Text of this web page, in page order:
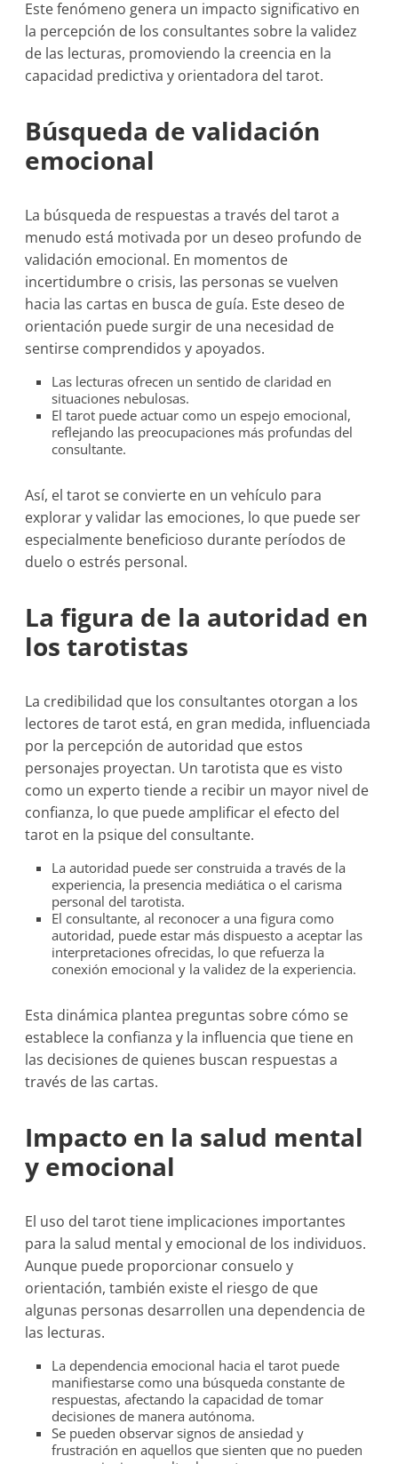
Este fenómeno genera un impacto significativo en
la percepción de los consultantes sobre la validez
de las lecturas, promoviendo la creencia en la
capacidad predictiva y orientadora del tarot.
Búsqueda de validación
emocional
La búsqueda de respuestas a través del tarot a
menudo está motivada por un deseo profundo de
validación emocional. En momentos de
incertidumbre o crisis, las personas se vuelven
hacia las cartas en busca de guía. Este deseo de
orientación puede surgir de una necesidad de
sentirse comprendidos y apoyados.
Las lecturas ofrecen un sentido de claridad en
situaciones nebulosas.
El tarot puede actuar como un espejo emocional,
reflejando las preocupaciones más profundas del
consultante.
Así, el tarot se convierte en un vehículo para
explorar y validar las emociones, lo que puede ser
especialmente beneficioso durante períodos de
duelo o estrés personal.
La figura de la autoridad en
los tarotistas
La credibilidad que los consultantes otorgan a los
lectores de tarot está, en gran medida, influenciada
por la percepción de autoridad que estos
personajes proyectan. Un tarotista que es visto
como un experto tiende a recibir un mayor nivel de
confianza, lo que puede amplificar el efecto del
tarot en la psique del consultante.
La autoridad puede ser construida a través de la
experiencia, la presencia mediática o el carisma
personal del tarotista.
El consultante, al reconocer a una figura como
autoridad, puede estar más dispuesto a aceptar las
interpretaciones ofrecidas, lo que refuerza la
conexión emocional y la validez de la experiencia.
Esta dinámica plantea preguntas sobre cómo se
establece la confianza y la influencia que tiene en
las decisiones de quienes buscan respuestas a
través de las cartas.
Impacto en la salud mental
y emocional
El uso del tarot tiene implicaciones importantes
para la salud mental y emocional de los individuos.
Aunque puede proporcionar consuelo y
orientación, también existe el riesgo de que
algunas personas desarrollen una dependencia de
las lecturas.
La dependencia emocional hacia el tarot puede
manifiestarse como una búsqueda constante de
respuestas, afectando la capacidad de tomar
decisiones de manera autónoma.
Se pueden observar signos de ansiedad y
frustración en aquellos que sienten que no pueden